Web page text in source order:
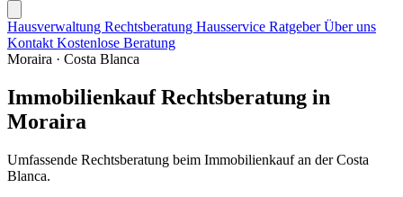
Hausverwaltung Rechtsberatung Hausservice RatgeberÜber uns
Kontakt Kostenlose Beratung
Moraira · Costa Blanca
Immobilienkauf Rechtsberatung in
Moraira
Umfassende Rechtsberatung beim Immobilienkauf an der Costa
Blanca.